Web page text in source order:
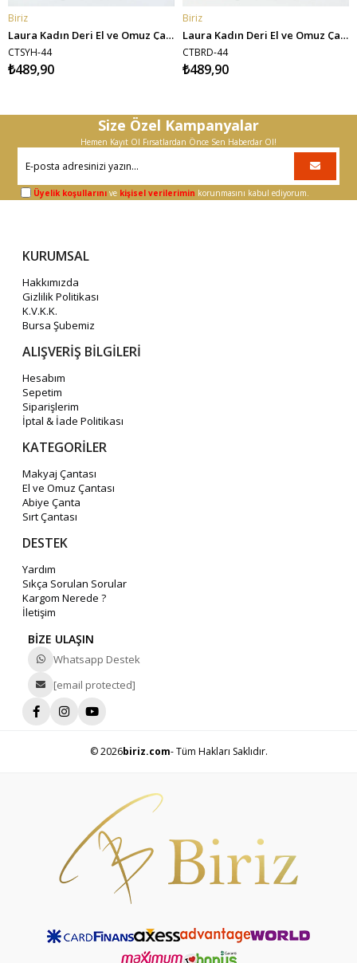
SEPETE EKLE
Biriz
Laura Kadın Deri El ve Omuz Çantası - Siyah
CTSYH-44
₺489,90
SEPETE EKLE
Biriz
Laura Kadın Deri El ve Omuz Çantası - Bordo
CTBRD-44
₺489,90
Size Özel Kampanyalar
Hemen Kayıt Ol Fırsatlardan Önce Sen Haberdar Ol!
Üyelik koşullarını ve kişisel verilerimin korunmasını kabul ediyorum.
KURUMSAL
Hakkımızda
Gizlilik Politikası
K.V.K.K.
Bursa Şubemiz
ALIŞVERİŞ BİLGİLERİ
Hesabım
Sepetim
Siparişlerim
İptal & İade Politikası
KATEGORİLER
Makyaj Çantası
El ve Omuz Çantası
Abiye Çanta
Sırt Çantası
DESTEK
Yardım
Sıkça Sorulan Sorular
Kargom Nerede ?
İletişim
BİZE ULAŞIN
Whatsapp Destek
[email protected]
© 2026biriz.com- Tüm Hakları Saklıdır.